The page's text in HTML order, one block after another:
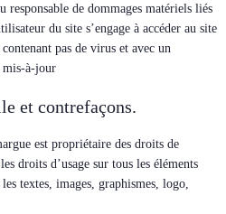
de dommages matériels liés
du site s’engage à accéder au site
pas de virus et avec un
mis-à-jour
et contrefaçons.
est propriétaire des droits de
droits d’usage sur tous les éléments
textes, images, graphismes, logo,